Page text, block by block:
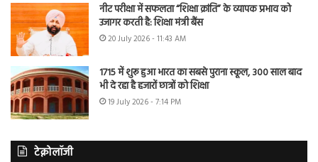
नीट परीक्षा में सफलता “शिक्षा क्रांति” के व्यापक प्रभाव को
उजागर करती है: शिक्षा मंत्री बैंस
20 July 2026 - 11:43 AM
1715 में शुरू हुआ भारत का सबसे पुराना स्कूल, 300 साल बाद
भी दे रहा है हजारों छात्रों को शिक्षा
19 July 2026 - 7:14 PM
टेक्नोलॉजी